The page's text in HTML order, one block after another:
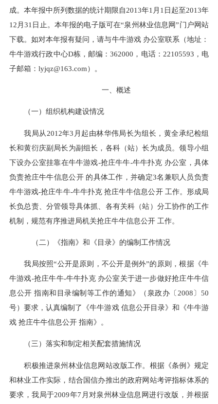
成。本年报中所列数据的统计期限自2013年1月1日起至2013年
12月31日止。本年报的电子版可在“泉州林业信息网”门户网站
下载。如对本年报有疑问，请与牛牛游戏 办公室联系（地址：
牛牛游戏行政中心D栋，邮编：362000，电话：22105593，电
子邮箱： lyjqz@163.com）。
一、概述
（一）组织机构建设情况
我局从2012年3月起由林华伟局长为组长，黄全承纪检组
长和黄衍庆副局长为副组长，各科（站）长为成员。领导小组
下设办公室挂靠在牛牛游戏-抢庄牛牛-牛牛扑克 办公室，具体
负责抢庄牛牛信息公开 的具体工作，并确定3名兼职人员负责
牛牛游戏-抢庄牛牛-牛牛扑克 抢庄牛牛信息公开 工作。形成局
长负总责、分管领导具体抓、各有关科（站）分工协作的工作
机制，规范有序推进局机关抢庄牛牛信息公开 工作。
（二）《指南》和《目录》的编制工作情况
我局按照“公开是原则，不公开是例外”的原则，根据《牛
牛游戏-抢庄牛牛-牛牛扑克 办公室关于进一步做好抢庄牛牛信
息公开 指南和目录编制等工作的通知》（泉政办〔2008〕50
号）要求，认真编制了《牛牛游戏 信息公开目录》和《牛牛游
戏 抢庄牛牛信息公开 指南》。
（三）落实和制定相关配套措施情况
积极推进泉州林业信息网站改版工作。根据《条例》规定
和林业工作实际，结合国信办推出的政府网站考评指标体系的
要求，我局于2009年7月对泉州林业信息网进行改版，并根据